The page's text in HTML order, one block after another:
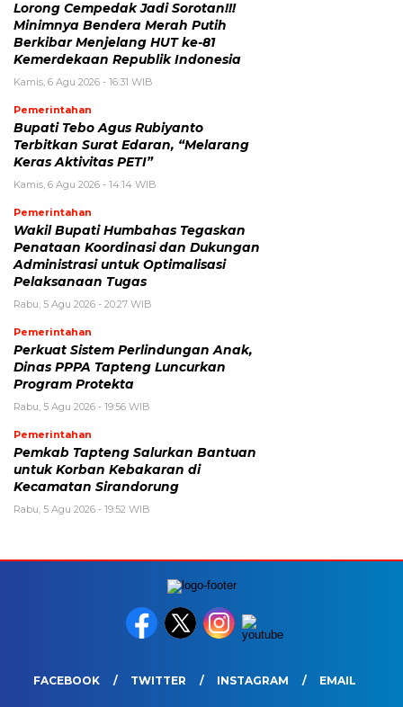
Lorong Cempedak Jadi Sorotan!!!
Minimnya Bendera Merah Putih
Berkibar Menjelang HUT ke-81
Kemerdekaan Republik Indonesia
Kamis, 6 Agu 2026 - 16:31 WIB
Pemerintahan
Bupati Tebo Agus Rubiyanto
Terbitkan Surat Edaran, “Melarang
Keras Aktivitas PETI”
Kamis, 6 Agu 2026 - 14:14 WIB
Pemerintahan
Wakil Bupati Humbahas Tegaskan
Penataan Koordinasi dan Dukungan
Administrasi untuk Optimalisasi
Pelaksanaan Tugas
Rabu, 5 Agu 2026 - 20:27 WIB
Pemerintahan
Perkuat Sistem Perlindungan Anak,
Dinas PPPA Tapteng Luncurkan
Program Protekta
Rabu, 5 Agu 2026 - 19:56 WIB
Pemerintahan
Pemkab Tapteng Salurkan Bantuan
untuk Korban Kebakaran di
Kecamatan Sirandorung
Rabu, 5 Agu 2026 - 19:52 WIB
FACEBOOK TWITTER INSTAGRAM EMAIL